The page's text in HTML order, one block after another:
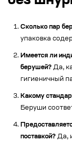
Сколько пар
упаковка
Имеется ли
берушей? Да,
гигиеничный
Какому
Беруши
поставкой? Да,